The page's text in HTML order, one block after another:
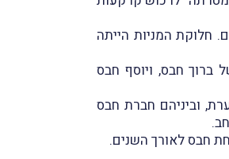
חלוקת המניות הייתה
ברוך חבס, ויוסף חבס
וביניהם חברת חבס
חבס לאורך השנים.